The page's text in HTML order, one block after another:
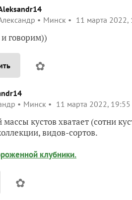
Минск 11 марта 2022,
говорим))
✿
Минск 11 марта 2022, 19:55
массы кустов хватает (сотни
видов-сортов.
клубники.
✿